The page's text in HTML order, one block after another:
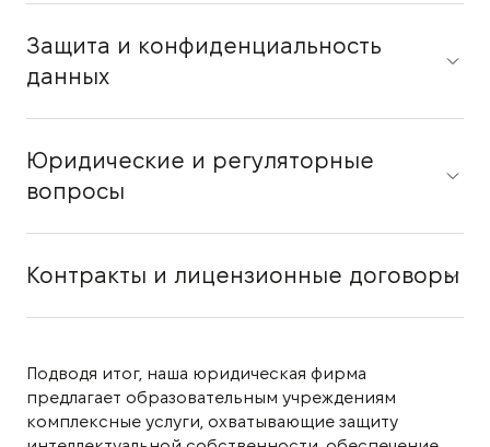
Защита и конфиденциальность
данных
Юридические и регуляторные
вопросы
Контракты и лицензионные договоры
Подводя итог, наша юридическая фирма
предлагает образовательным учреждениям
комплексные услуги, охватывающие защиту